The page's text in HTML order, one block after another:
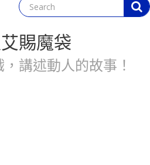
賜魔袋
講述動人的故事！